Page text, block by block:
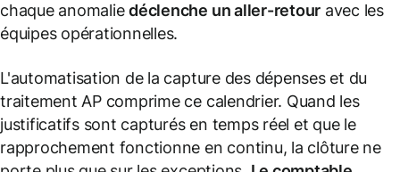
chaque anomaliedéclenche un aller-retour avec les
équipes opérationnelles.
L'automatisation de la capture des dépenses et du
traitement AP comprime ce calendrier. Quand les
justificatifs sont capturés en temps réel et que le
rapprochement fonctionne en continu, la clôture ne